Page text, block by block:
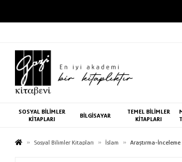
SOSYAL BİLİMLER
KİTAPLARI
BİLGİSAYAR
TEMEL BİLİMLER
KİTAPLARI
Sosyal Bilimler Kitapları İslam Araştırma-İnceleme